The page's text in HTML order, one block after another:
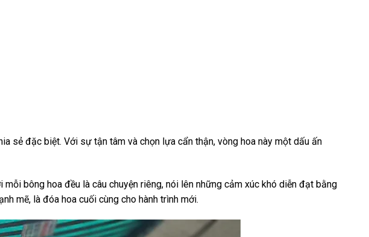
sẻ đặc biệt. Với sự tận tâm và chọn lựa cẩn thận, vòng hoa này một dấu ấn
bông hoa đều là câu chuyện riêng, nói lên những cảm xúc khó diễn đạt bằng
mẽ, là đóa hoa cuối cùng cho hành trình mới.